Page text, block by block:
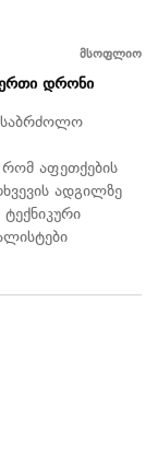
მსოფლიო
დრონი
საბრძოლო
აფეთქების
ადგილზე